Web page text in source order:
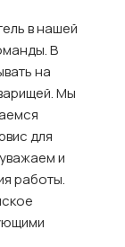
в нашей
В
на
Мы
для
и
работы.